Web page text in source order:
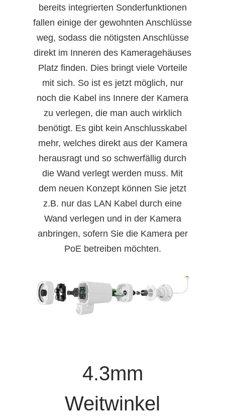
bereits integrierten Sonderfunktionen
fallen einige der gewohnten Anschlüsse
weg, sodass die nötigsten Anschlüsse
direkt im Inneren des Kameragehäuses
Platz finden. Dies bringt viele Vorteile
mit sich. So ist es jetzt möglich, nur
noch die Kabel ins Innere der Kamera
zu verlegen, die man auch wirklich
benötigt. Es gibt kein Anschlusskabel
mehr, welches direkt aus der Kamera
herausragt und so schwerfällig durch
die Wand verlegt werden muss. Mit
dem neuen Konzept können Sie jetzt
z.B. nur das LAN Kabel durch eine
Wand verlegen und in der Kamera
anbringen, sofern Sie die Kamera per
PoE betreiben möchten.
4.3mm
Weitwinkel